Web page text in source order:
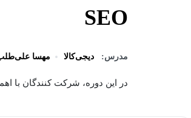
SEO
مدرس: دیجی‌کالا مهسا
در این دوره، شرکت کنندگان با